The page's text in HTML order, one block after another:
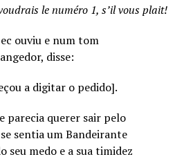
le numéro 1, s’il vous plait!
ouviu e num tom
disse:
a digitar o pedido].
parecia querer sair pelo
sentia um Bandeirante
seu medo e a sua timidez